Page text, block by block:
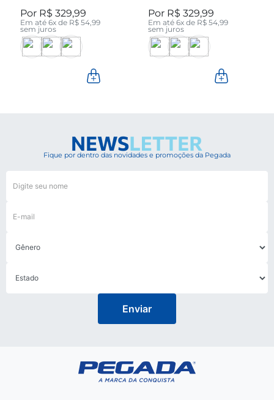
280512-04
R$ 329,99
Em até 6x de R$ 54,99
sem juros
280512-05
R$ 329,99
Em até 6x de R$ 54,99
sem juros
Fique por dentro das novidades e promoções da Pegada
Enviar